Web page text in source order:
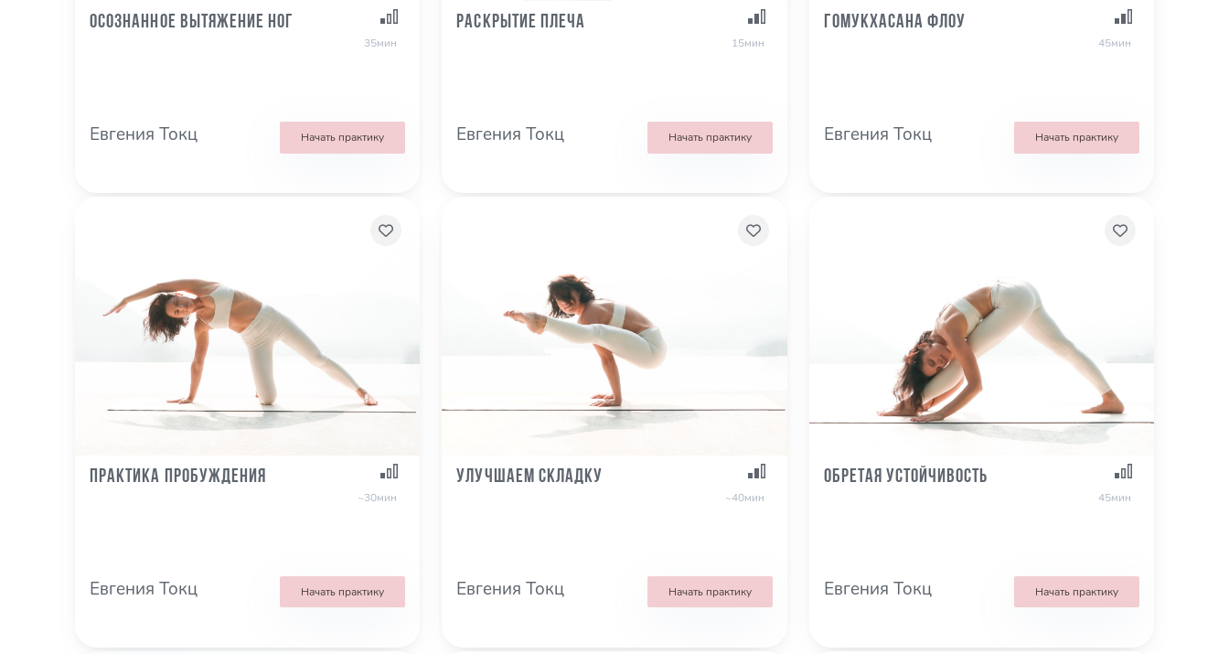
Осознанное вытяжение ног
35мин
Евгения Токц Начать практику
Раскрытие плеча
15мин
Евгения Токц Начать практику
Гомукхасана Флоу
45мин
Евгения Токц Начать практику
Практика пробуждения
~30мин
Евгения Токц Начать практику
Улучшаем складку
~40мин
Евгения Токц Начать практику
Обретая устойчивость
45мин
Евгения Токц Начать практику